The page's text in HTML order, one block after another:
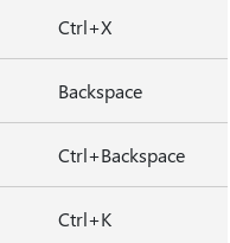
Ctrl+X
Backspace
Ctrl+Backspace
Ctrl+K